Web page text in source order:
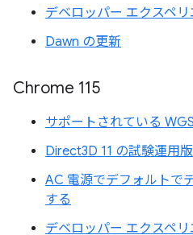
デベロッパー エクスペ
Dawn の更新
Chrome 115
サポートされている
Direct3D 11 の試験運用
AC 電源でデフォルトで
する
デベロッパー エクスペ